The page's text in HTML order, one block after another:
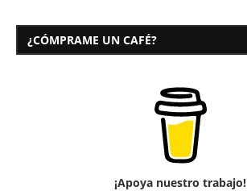
¿CÓMPRAME UN CAFÉ?
¡Apoya nuestro trabajo!